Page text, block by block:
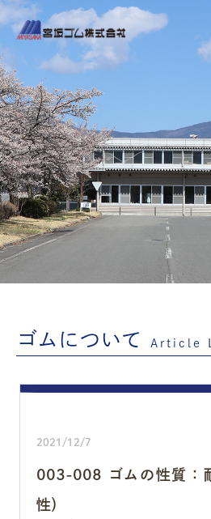
ゴムについて Article
2021/12/7
003-008 ゴムの性質：
性）